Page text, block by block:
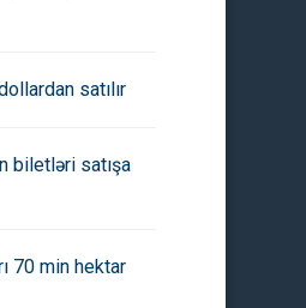
satılır
biletləri satışa
70 min hektar